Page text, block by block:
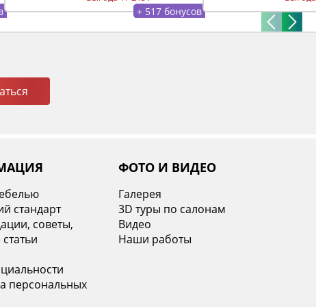
+ 517 бонусов
стандарт
советы,
персональных
ФОТО И ВИДЕО
Галерея
3D туры по салонам
Видео
Наши работы